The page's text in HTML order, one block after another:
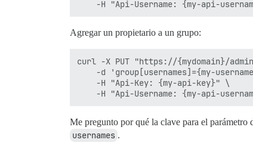
Agregar un propietario a un grupo:
curl -X PUT "https://{mydomain}/
-d 'group[usernames]={my-
    -H "Api-Key: {my-api-key}" \
Me pregunto por qué la clave para el parámetro
usernames .